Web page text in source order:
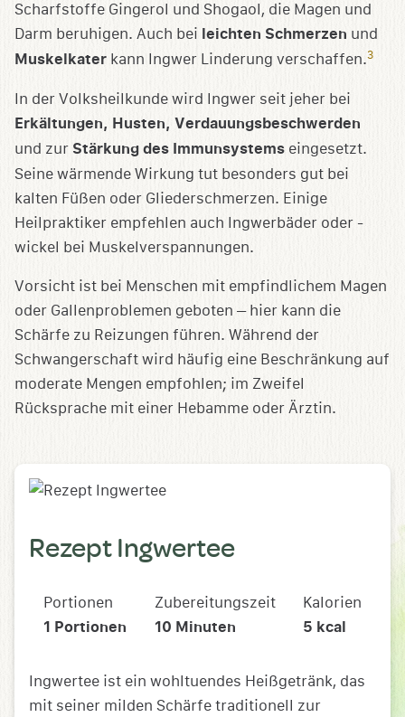
Scharfstoffe Gingerol und Shogaol, die Magen und
Darm beruhigen. Auch bei leichten Schmerzen und
Muskelkater kann Ingwer Linderung verschaffen.3
In der Volksheilkunde wird Ingwer seit jeher bei
Erkältungen, Husten, Verdauungsbeschwerden
und zur Stärkung des Immunsystems eingesetzt.
Seine wärmende Wirkung tut besonders gut bei
kalten Füßen oder Gliederschmerzen. Einige
Heilpraktiker empfehlen auch Ingwerbäder oder -
wickel bei Muskelverspannungen.
Vorsicht ist bei Menschen mit empfindlichem Magen
oder Gallenproblemen geboten – hier kann die
Schärfe zu Reizungen führen. Während der
Schwangerschaft wird häufig eine Beschränkung auf
moderate Mengen empfohlen; im Zweifel
Rücksprache mit einer Hebamme oder Ärztin.
Rezept Ingwertee
Portionen
1 Portionen
Zubereitungszeit
10 Minuten
Kalorien
5 kcal
Ingwertee ist ein wohltuendes Heißgetränk, das
mit seiner milden Schärfe traditionell zur